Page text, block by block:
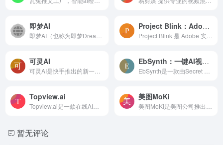
即梦AI Project Blink：Adobe推出的基于云端AI视频编辑工具
可灵AI EbSynth：一键AI视频风格化转换工具
Topview.ai 美图MoKi
暂无评论